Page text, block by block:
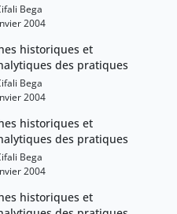
Bega
2004
historiques et
des pratiques
Bega
2004
historiques et
des pratiques
Bega
2004
historiques et